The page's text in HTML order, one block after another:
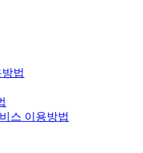
법
스 이용방법